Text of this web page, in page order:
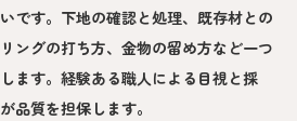
です。下地の確認と処理、既存材との
ングの打ち方、金物の留め方など一つ
ます。経験ある職人による目視と採
品質を担保します。